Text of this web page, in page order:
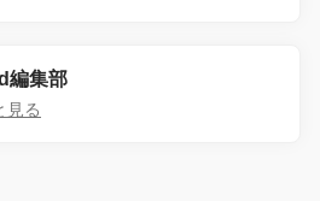
編集部
見る